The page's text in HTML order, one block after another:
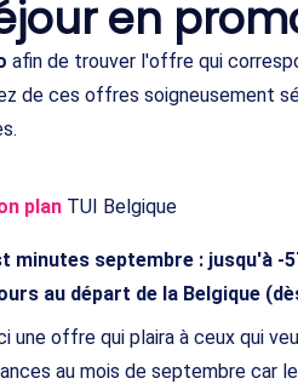
en
afin de trouver l'offre qui
de ces offres soigneusement
planTUI Belgique
minutes septembre : jusqu'à -
au départ de la Belgique
une offre qui plaira à ceux qui
au mois de septembre car